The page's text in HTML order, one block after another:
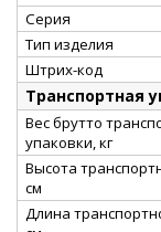
Серия
Тип изделия
Штрих-код
Транспортная
Вес брутто
упаковки, кг
Высота
см
Длина